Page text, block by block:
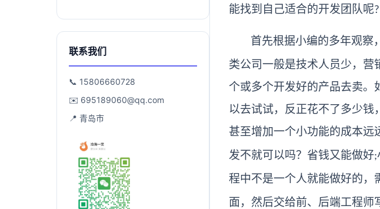
联系我们
📞 15806660728
✉️ 695189060@qq.com
📍 青岛市
能找到自己适合的开发团队呢?
首先根据小编的多年观察
类公司一般是技术人员少，
个或多个开发好的产品去卖。
以去试试，反正花不了多少钱
甚至增加一个小功能的成本远
发不就可以吗？省钱又能做好;
程中不是一个人就能做好的，
面，然后交给前、后端工程